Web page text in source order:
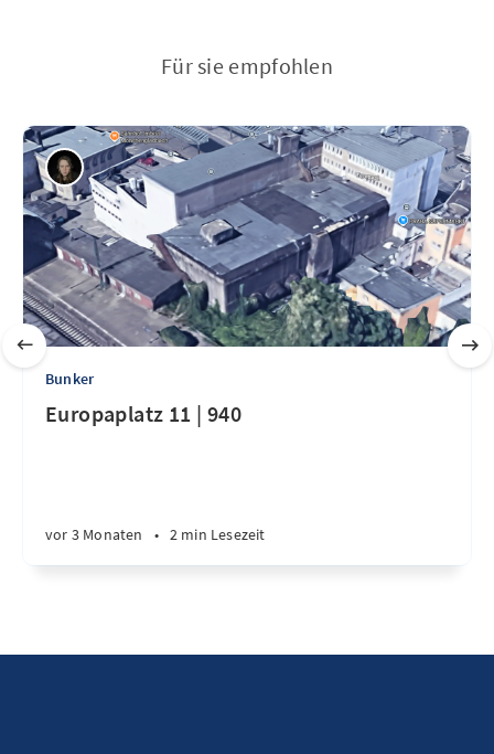
Für sie empfohlen
Bunker
Europaplatz 11 | 940
vor 3 Monaten • 2 min Lesezeit